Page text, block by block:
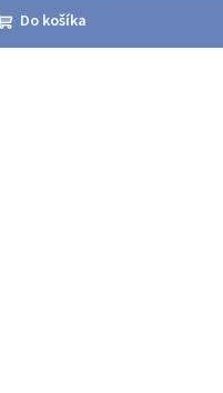
Do košíka